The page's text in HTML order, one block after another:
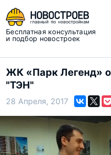
Бесплатная консультация
и подбор новостроек
ЖК «Парк Легенд»
"ТЭН"
28 Апреля, 2017